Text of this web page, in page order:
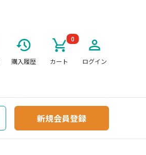
購入履歴 カート
0
ログイン
新規会員登録